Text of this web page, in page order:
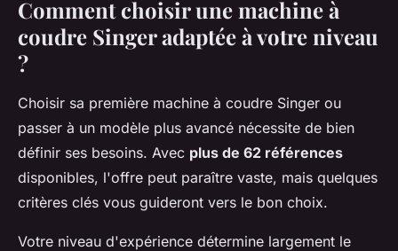
Comment choisir une machine à
coudre Singer adaptée à votre niveau
?
Choisir sa première machine à coudre Singer ou
passer à un modèle plus avancé nécessite de bien
définir ses besoins. Avec plus de 62 références
disponibles, l'offre peut paraître vaste, mais quelques
critères clés vous guideront vers le bon choix.
Votre niveau d'expérience détermine largement le